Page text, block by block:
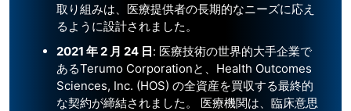
取り組みは、医療提供者の長期的なニーズに応え
るように設計されました。
2021 年 2 月 24 日: 医療技術の世界的大手企業で
あるTerumo Corporationと、Health Outcomes
Sciences, Inc. (HOS) の全資産を買収する最終的
な契約が締結されました。 医療機関は、臨床意思